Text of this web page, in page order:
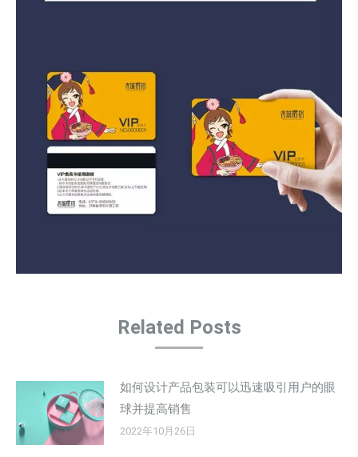
Related Posts
如何设计产品包装可以迅速吸引用户的眼
球并提高销售
2022年10月26日